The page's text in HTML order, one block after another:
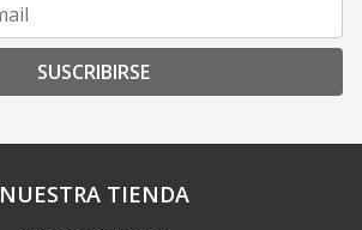
SUSCRIBIRSE
NUESTRA TIENDA